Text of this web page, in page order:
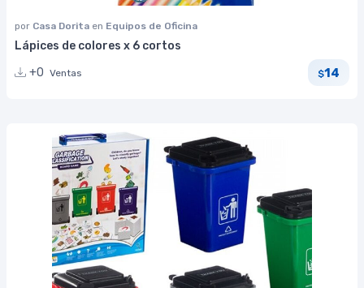
por Casa Dorita en Equipos de Oficina
Lápices de colores x 6 cortos
+0 Ventas $14